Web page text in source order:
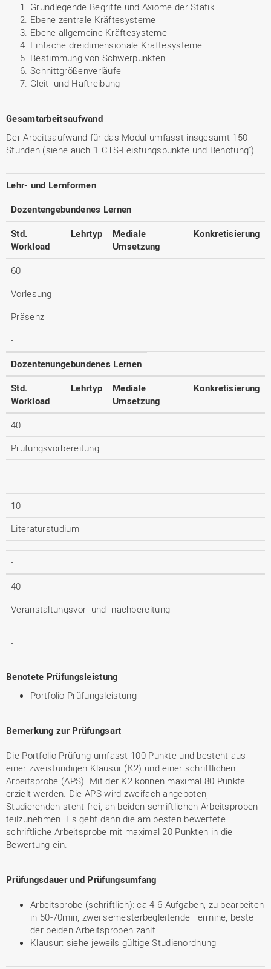
Grundlegende Begriffe und Axiome der Statik
Ebene zentrale Kräftesysteme
Ebene allgemeine Kräftesysteme
Einfache dreidimensionale Kräftesysteme
Bestimmung von Schwerpunkten
Schnittgrößenverläufe
Gleit- und Haftreibung
Gesamtarbeitsaufwand
Der Arbeitsaufwand für das Modul umfasst insgesamt 150
Stunden (siehe auch "ECTS-Leistungspunkte und Benotung").
Lehr- und Lernformen
Dozentengebundenes Lernen
Std.
Workload
Lehrtyp
Mediale
Umsetzung
Konkretisierung
60
Vorlesung
Präsenz
-
Dozentenungebundenes Lernen
Std.
Workload
Lehrtyp
Mediale
Umsetzung
Konkretisierung
40
Prüfungsvorbereitung
-
10
Literaturstudium
-
40
Veranstaltungsvor- und -nachbereitung
-
Benotete Prüfungsleistung
Portfolio-Prüfungsleistung
Bemerkung zur Prüfungsart
Die Portfolio-Prüfung umfasst 100 Punkte und besteht aus
einer zweistündigen Klausur (K2) und einer schriftlichen
Arbeitsprobe (APS). Mit der K2 können maximal 80 Punkte
erzielt werden. Die APS wird zweifach angeboten,
Studierenden steht frei, an beiden schriftlichen Arbeitsproben
teilzunehmen. Es geht dann die am besten bewertete
schriftliche Arbeitsprobe mit maximal 20 Punkten in die
Bewertung ein.
Prüfungsdauer und Prüfungsumfang
Arbeitsprobe (schriftlich): ca 4-6 Aufgaben, zu bearbeiten
in 50-70min, zwei semesterbegleitende Termine, beste
der beiden Arbeitsproben zählt.
Klausur: siehe jeweils gültige Studienordnung